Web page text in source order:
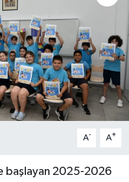
A- A+
başlayan 2025-2026